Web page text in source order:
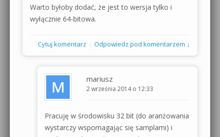
Warto byłoby dodać, że jest to wersja tylko i
wyłącznie 64-bitowa.
Cytuj komentarz Odpowiedz pod komentarzem ↓
mariusz
2 września 2014 o 12:33
Pracuję w środowisku 32 bit (do aranżowania
wystarczy wspomagając się samplami) i